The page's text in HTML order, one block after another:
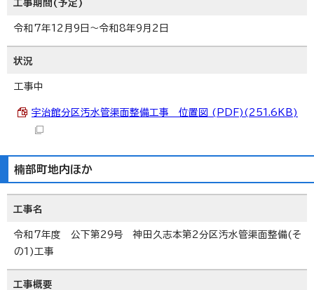
工事期間(予定)
令和7年12月9日～令和8年9月2日
状況
工事中
宇治館分区汚水管渠面整備工事 位置図 (PDF)(251.6KB)
楠部町地内ほか
工事名
令和7年度 公下第29号 神田久志本第2分区汚水管渠面整備(そ
の1)工事
工事概要